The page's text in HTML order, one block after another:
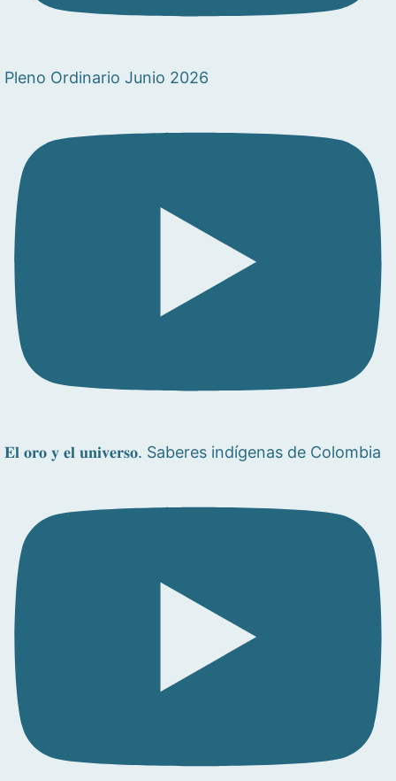
Pleno Ordinario Junio 2026
𝐄𝐥 𝐨𝐫𝐨 𝐲 𝐞𝐥 𝐮𝐧𝐢𝐯𝐞𝐫𝐬𝐨. Saberes indígenas de Colombia